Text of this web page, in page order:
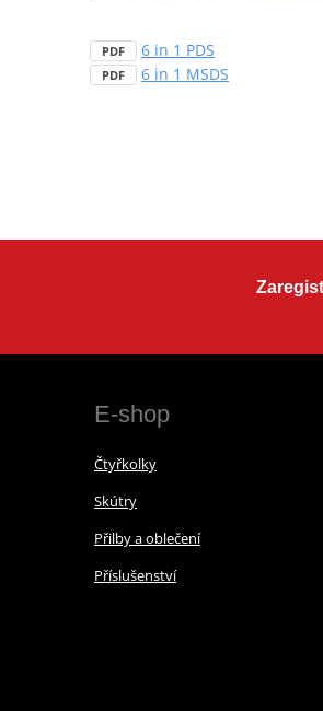
PDF 6 in 1 PDS
PDF 6 in 1 MSDS
E-shop
Čtyřkolky
Skútry
Přilby a oblečení
Příslušenství